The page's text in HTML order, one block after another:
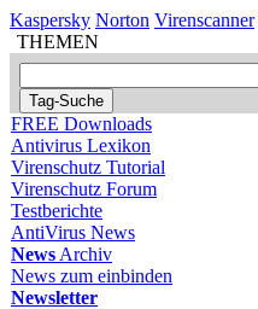
Kaspersky Norton Virenscanner
THEMEN
FREE Downloads
Antivirus Lexikon
Virenschutz Tutorial
Virenschutz Forum
Testberichte
AntiVirus News
News Archiv
News zum einbinden
Newsletter